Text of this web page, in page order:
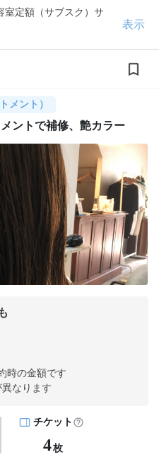
室定額（サブスク）サ
表示
メント）
ントで補修、艶カラー
時の金額です
なります
チケット
4枚